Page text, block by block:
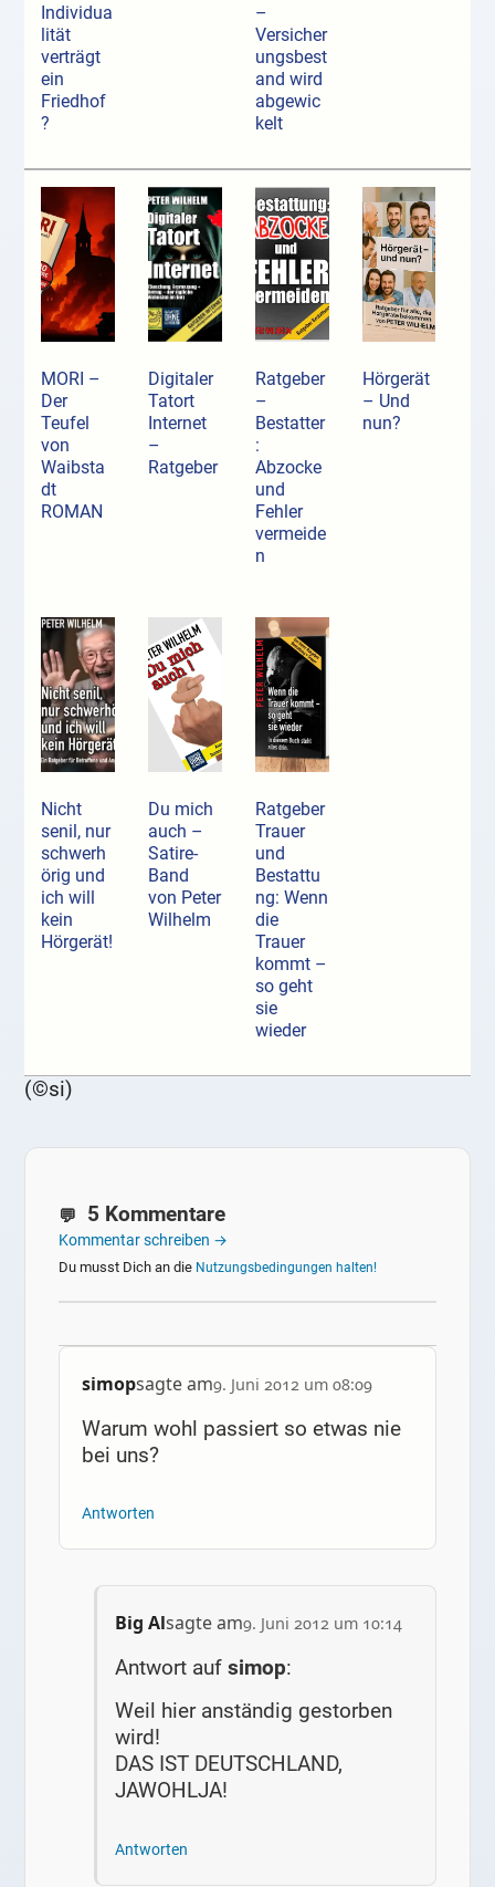
Individua
lität
verträgt
ein
Friedhof
?
–
Versicher
ungsbest
and wird
abgewic
kelt
MORI –
Der
Teufel
von
Waibsta
dt
ROMAN
Digitaler
Tatort
Internet
–
Ratgeber
Ratgeber
–
Bestatter
:
Abzocke
und
Fehler
vermeide
n
Hörgerät
– Und
nun?
Nicht
senil, nur
schwerh
örig und
ich will
kein
Hörgerät!
Du mich
auch –
Satire-
Band
von Peter
Wilhelm
Ratgeber
Trauer
und
Bestattu
ng: Wenn
die
Trauer
kommt –
so geht
sie
wieder
(©si)
5 Kommentare
Kommentar schreiben →
Du musst Dich an die Nutzungsbedingungen halten!
simopsagte am9. Juni 2012 um 08:09
Warum wohl passiert so etwas nie
bei uns?
Antworten
Big Alsagte am9. Juni 2012 um 10:14
Antwort aufsimop:
Weil hier anständig gestorben
wird!
DAS IST DEUTSCHLAND,
JAWOHLJA!
Antworten